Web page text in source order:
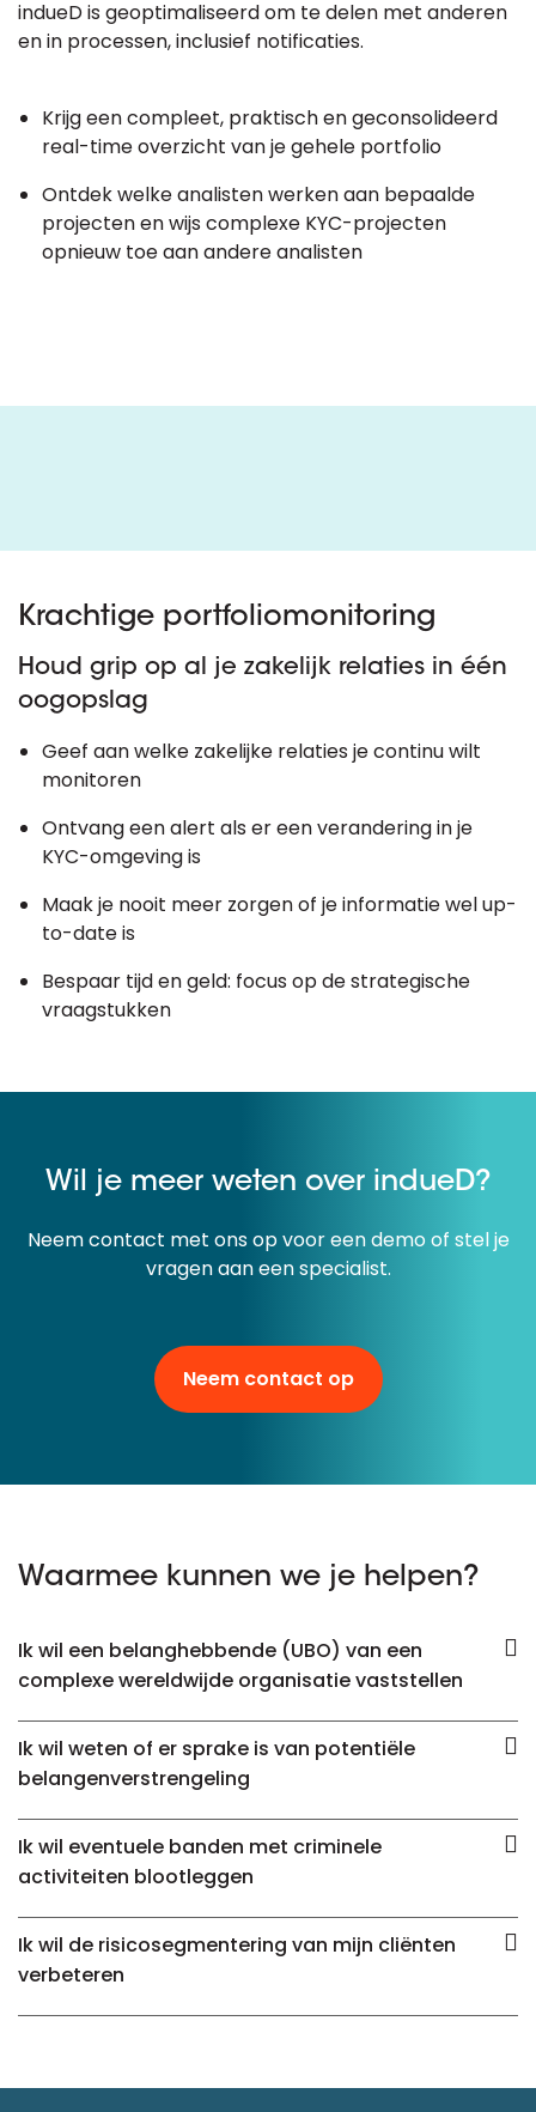
indueD is geoptimaliseerd om te delen met anderen
en in processen, inclusief notificaties.
Krijg een compleet, praktisch en geconsolideerd
real-time overzicht van je gehele portfolio
Ontdek welke analisten werken aan bepaalde
projecten en wijs complexe KYC-projecten
opnieuw toe aan andere analisten
Krachtige portfoliomonitoring
Houd grip op al je zakelijk relaties in één
oogopslag
Geef aan welke zakelijke relaties je continu wilt
monitoren
Ontvang een alert als er een verandering in je
KYC-omgeving is
Maak je nooit meer zorgen of je informatie wel up-
to-date is
Bespaar tijd en geld: focus op de strategische
vraagstukken
Wil je meer weten over indueD?
Neem contact met ons op voor een demo of stel je
vragen aan een specialist.
Neem contact op
Waarmee kunnen we je helpen?
Ik wil een belanghebbende (UBO) van een
complexe wereldwijde organisatie vaststellen
Ik wil weten of er sprake is van potentiële
belangenverstrengeling
Ik wil eventuele banden met criminele
activiteiten blootleggen
Ik wil de risicosegmentering van mijn cliënten
verbeteren